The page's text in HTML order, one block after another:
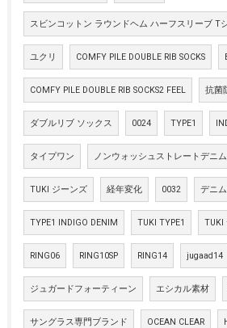
スビンコットン ラウンドヘム ハーフスリーブ T
ユクリ COMFY PILE DOUBLE RIB SOCKS
COMFY PILE DOUBLE RIB SOCKS2 FEEL 抗菌
ダブルリブ ソックス 0024 TYPE1
タイプワン ノンウォッシュストレートデニ
TUKI ジーンズ 経年変化 0032 デニ
TYPE1 INDIGO DENIM TUKI TYPE1 TUKI
RING06 RING10SP RING14 jugaad14
ジュガードフォーティーン エシカル素材
サングラス専門ブランド OCEAN CLEAR